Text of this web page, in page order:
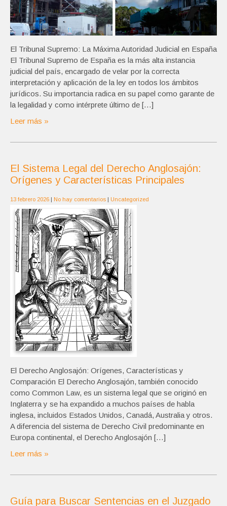
El Tribunal Supremo: La Máxima Autoridad Judicial en España
El Tribunal Supremo de España es la más alta instancia
judicial del país, encargado de velar por la correcta
interpretación y aplicación de la ley en todos los ámbitos
jurídicos. Su importancia radica en su papel como garante de
la legalidad y como intérprete último de […]
Leer más »
El Sistema Legal del Derecho Anglosajón:
Orígenes y Características Principales
13 febrero 2026 No hay comentarios Uncategorized
El Derecho Anglosajón: Orígenes, Características y
Comparación El Derecho Anglosajón, también conocido
como Common Law, es un sistema legal que se originó en
Inglaterra y se ha expandido a muchos países de habla
inglesa, incluidos Estados Unidos, Canadá, Australia y otros.
A diferencia del sistema de Derecho Civil predominante en
Europa continental, el Derecho Anglosajón […]
Leer más »
Guía para Buscar Sentencias en el Juzgado